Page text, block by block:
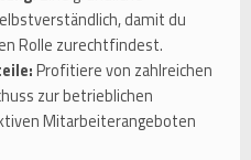
damit du
Rolle zurechtfindest.
Profitiere von zahlreichen
zur betrieblichen
Mitarbeiterangeboten